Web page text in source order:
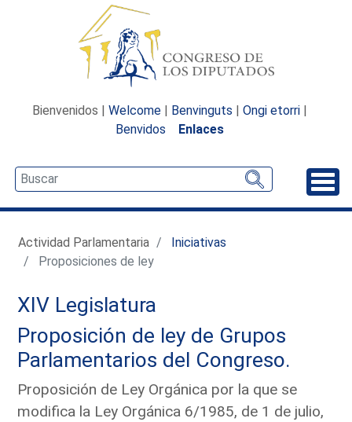
Bienvenidos | Welcome | Benvinguts | Ongi etorri |
Benvidos
Enlaces
Actividad Parlamentaria
Iniciativas
Proposiciones de ley
XIV Legislatura
Proposición de ley de Grupos
Parlamentarios del Congreso.
Proposición de Ley Orgánica por la que se
modifica la Ley Orgánica 6/1985, de 1 de julio,